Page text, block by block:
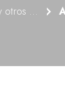
Informaciones públicas y otros anuncios